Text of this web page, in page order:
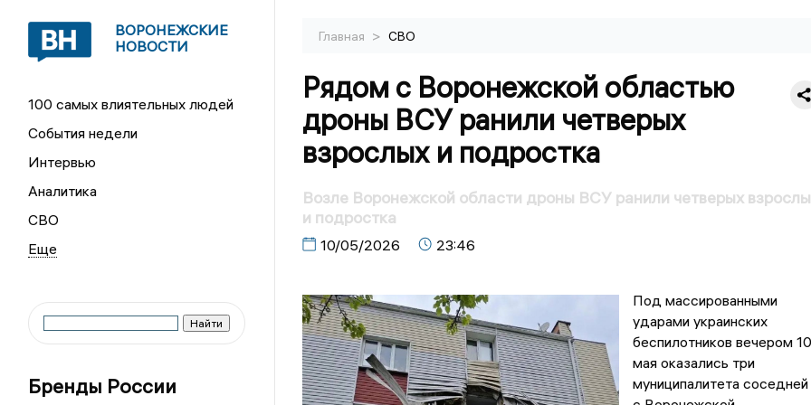
ВОРОНЕЖСКИЕ
НОВОСТИ
100 самых влиятельных людей
События недели
Интервью
Аналитика
СВО
Бренды России
Главная > СВО
Рядом с Воронежской областью
дроны ВСУ ранили четверых
взрослых и подростка
Возле Воронежской области дроны ВСУ ранили четверых
и подростка
10/05/2026 23:46
Под массированными
ударами украинских
беспилотников вечером 10
мая оказались три
муниципалитета соседней